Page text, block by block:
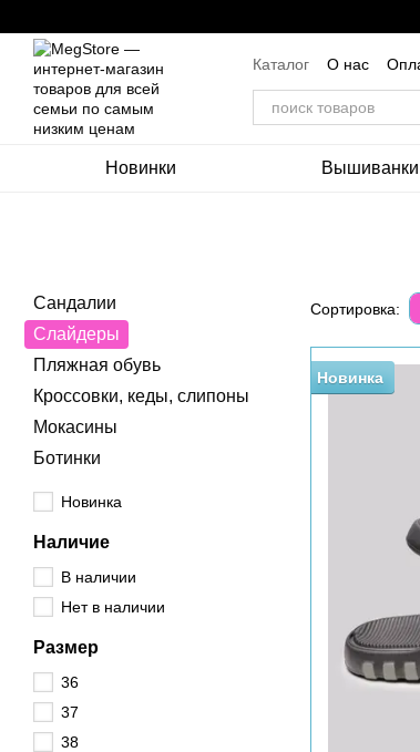
Каталог О нас
Пользовательское
Новинки Вышиванки
Сортировка:
Новинка
Сандалии
Слайдеры
Пляжная обувь
Кроссовки, кеды, слипоны
Мокасины
Ботинки
Новинка
Наличие
В наличии
Нет в наличии
Размер
36
37
38